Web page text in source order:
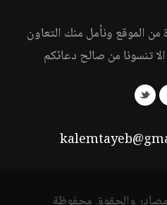
من الموقع ونأمل منك التعاون
تنسونا من صالح دعائكم